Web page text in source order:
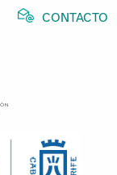
CONTACTO